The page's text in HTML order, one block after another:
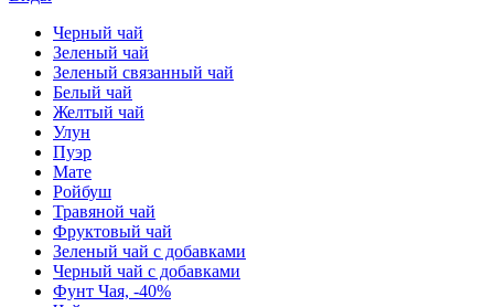
Черный чай
Зеленый чай
Зеленый связанный чай
Белый чай
Желтый чай
Улун
Пуэр
Мате
Ройбуш
Травяной чай
Фруктовый чай
Зеленый чай с добавками
Черный чай с добавками
Фунт Чая, -40%